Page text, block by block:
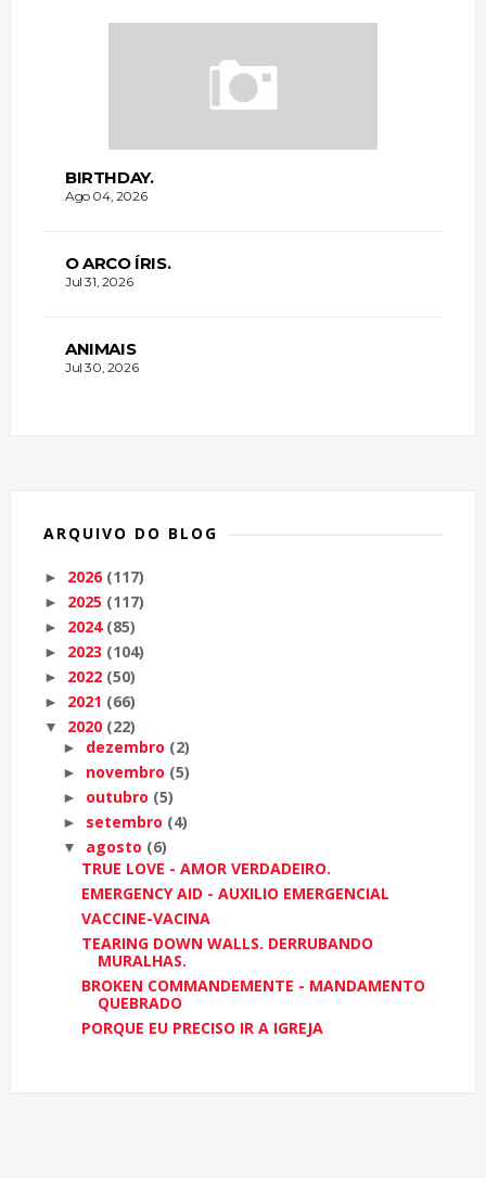
BIRTHDAY.
Ago 04, 2026
O ARCO ÍRIS.
Jul 31, 2026
ANIMAIS
Jul 30, 2026
ARQUIVO DO BLOG
► 2026 (117)
► 2025 (117)
► 2024 (85)
► 2023 (104)
► 2022 (50)
► 2021 (66)
▼ 2020 (22)
► dezembro (2)
► novembro (5)
► outubro (5)
► setembro (4)
▼ agosto (6)
TRUE LOVE - AMOR VERDADEIRO.
EMERGENCY AID - AUXILIO EMERGENCIAL
VACCINE-VACINA
TEARING DOWN WALLS. DERRUBANDO
MURALHAS.
BROKEN COMMANDEMENTE - MANDAMENTO
QUEBRADO
PORQUE EU PRECISO IR A IGREJA